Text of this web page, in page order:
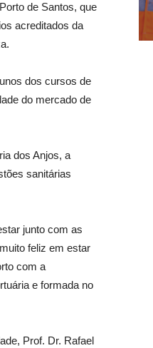
de Santos, que
acreditados da
dos cursos de
do mercado de
dos Anjos, a
sanitárias
junto com as
feliz em estar
com a
e formada no
Prof. Dr. Rafael